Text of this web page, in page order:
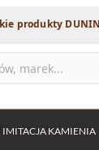
DUNIN - kod
IMITACJA KAMIENIA